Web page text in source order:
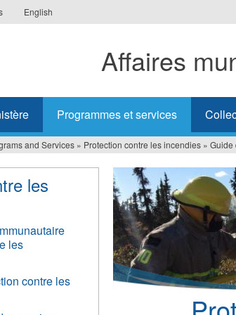
English
Affaires
Programmes et services
and Services » Protection contre les incendies » Guide
les
les
contre les